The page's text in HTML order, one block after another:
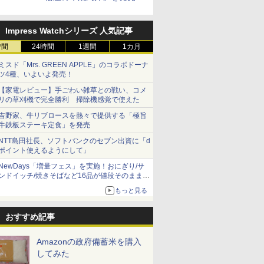
Impress Watchシリーズ 人気記事
24時間 1週間 1カ月
スド「Mrs. GREEN APPLE」のコラボドーナ
4種、いよいよ発売！
家電レビュー】手ごわい雑草との戦い、コメ
の草刈機で完全勝利 掃除機感覚で使えた
野家、牛リブロースを熱々で提供する「極旨
鉄板ステーキ定食」を発売
島田社長、ソフトバンクのセブン出資に「d
イント使えるようにして」
「増量フェス」を実施！おにぎり/サ
ドイッチ/焼きそばなど16品が値段そのままで
もっと見る
おすすめ記事
Amazonの政府備蓄米を購入
してみた